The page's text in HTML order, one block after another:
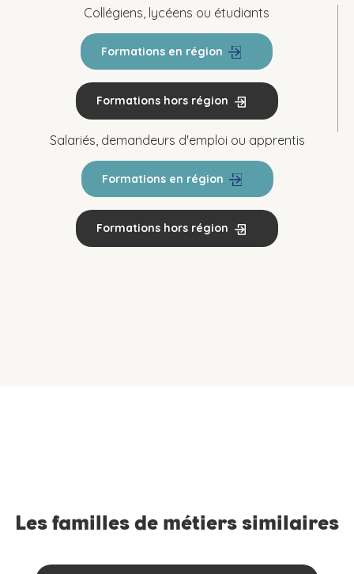
Collégiens, lycéens ou étudiants
Formations en région
Formations hors région
Salariés, demandeurs d'emploi ou apprentis
Formations en région
Formations hors région
Les familles de métiers similaires